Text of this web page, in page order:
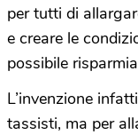
per tutti di
e creare le
possibile
L’invenzione
tassisti, ma per